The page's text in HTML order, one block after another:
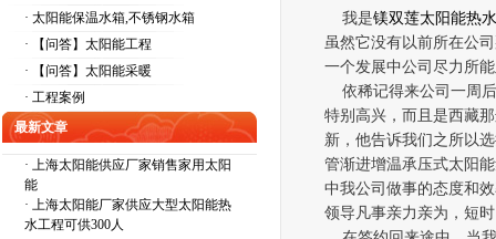
· 太阳能保温水箱,不锈钢水箱
· 【问答】太阳能工程
· 【问答】太阳能采暖
· 工程案例
最新文章
· 上海太阳能供应厂家销售家用太阳
能
· 上海太阳能厂家供应大型太阳能热
水工程可供300人
我是镁双莲太阳能热
虽然它没有以前所在公
一个发展中公司尽力所
依稀记得来公司一周
特别高兴，而且是西藏
新，他告诉我们之所以
管渐进增温承压式太阳
中我公司做事的态度和
领导凡事亲力亲为，短